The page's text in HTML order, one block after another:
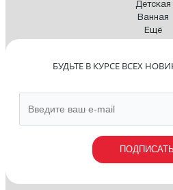
Детская
Ванная
Ещё
БУДЬТЕ В КУРСЕ ВСЕХ